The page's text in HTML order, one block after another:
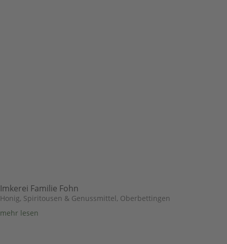
Imkerei Familie Fohn
Honig, Spiritousen & Genussmittel, Oberbettingen
mehr lesen